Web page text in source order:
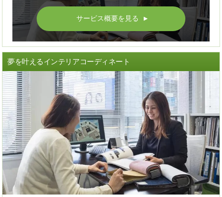
サービス概要を見る ▲
夢を叶えるインテリアコーディネート